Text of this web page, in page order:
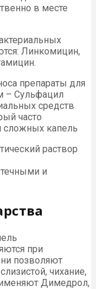
в месте
Линкомицин,
препараты для
– Сульфацил
средств
часто
сложных капель
раствор
и
при
позволяют
чихание,
Димедрол,